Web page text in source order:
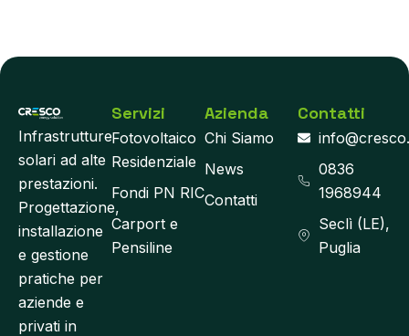
Infrastrutture
solari ad alte
prestazioni.
Progettazione,
installazione
e gestione
pratiche per
aziende e
privati in
Servizi
Fotovoltaico
Residenziale
Fondi PN RIC
Carport e
Pensiline
Azienda
Chi Siamo
News
Contatti
Contatti
0836
1968944
Seclì (LE),
Puglia